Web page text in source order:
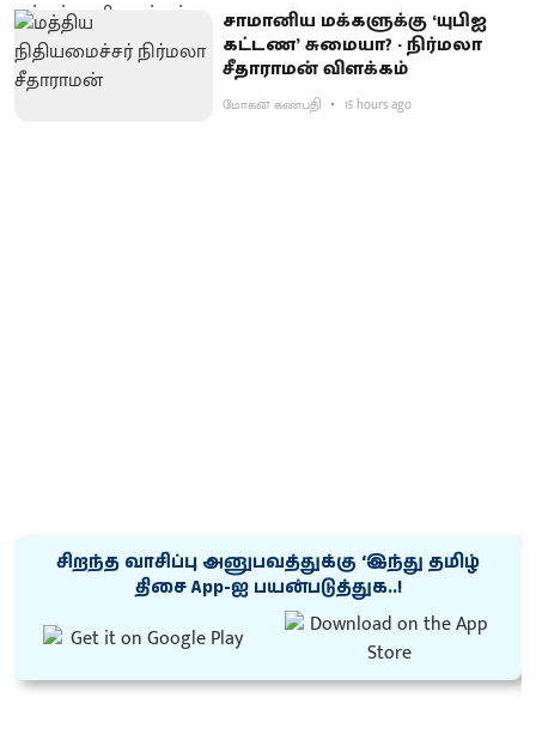
சாமானிய மக்களுக்கு ‘யுபிஐ
கட்டண’ சுமையா? - நிர்மலா
சீதாராமன் விளக்கம்
மோகன் கணபதி 15 hours ago
சிறந்த வாசிப்பு அனுபவத்துக்கு ‘இந்து தமிழ்
திசை App-ஐ பயன்படுத்துக..!